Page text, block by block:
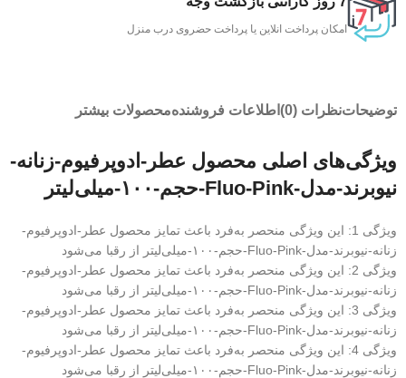
امکان پرداخت انلاین یا پرداخت حضروی درب منزل
توضیحاتنظرات (0) اطلاعات فروشندهمحصولات بیشتر
ویژگی‌های اصلی محصول عطر-ادوپرفیوم-زنانه-
نیوبرند-مدل-Fluo-Pink-حجم-۱۰۰-میلی‌لیتر
ویژگی 1: این ویژگی منحصر به‌فرد باعث تمایز محصول عطر-ادوپرفیوم-
زنانه-نیوبرند-مدل-Fluo-Pink-حجم-۱۰۰-میلی‌لیتر از رقبا می‌شود
ویژگی 2: این ویژگی منحصر به‌فرد باعث تمایز محصول عطر-ادوپرفیوم-
زنانه-نیوبرند-مدل-Fluo-Pink-حجم-۱۰۰-میلی‌لیتر از رقبا می‌شود
ویژگی 3: این ویژگی منحصر به‌فرد باعث تمایز محصول عطر-ادوپرفیوم-
زنانه-نیوبرند-مدل-Fluo-Pink-حجم-۱۰۰-میلی‌لیتر از رقبا می‌شود
ویژگی 4: این ویژگی منحصر به‌فرد باعث تمایز محصول عطر-ادوپرفیوم-
زنانه-نیوبرند-مدل-Fluo-Pink-حجم-۱۰۰-میلی‌لیتر از رقبا می‌شود